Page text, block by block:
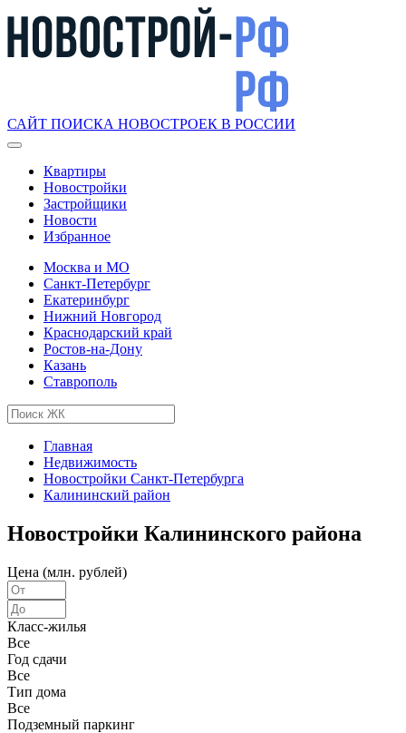
САЙТ ПОИСКА НОВОСТРОЕК В РОССИИ
Квартиры
Новостройки
Застройщики
Новости
Избранное
Москва и МО
Санкт-Петербург
Екатеринбург
Нижний Новгород
Краснодарский край
Ростов-на-Дону
Казань
Ставрополь
Главная
Недвижимость
Новостройки Санкт-Петербурга
Калининский район
Новостройки Калининского района
Цена (млн. рублей)
Класс-жилья
Все
Год сдачи
Все
Тип дома
Все
Подземный паркинг